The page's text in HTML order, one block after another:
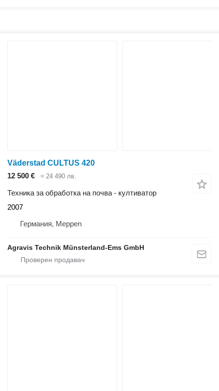
Väderstad CULTUS 420
12 500 €
≈ 24 490 лв.
Техника за обработка на почва - култиватор
2007
Германия, Meppen
Agravis Technik Münsterland-Ems GmbH